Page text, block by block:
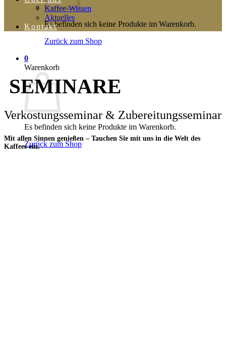
Es befinden sich keine Produkte im Warenkorb.
Zurück zum Shop
0
Warenkorb
Es befinden sich keine Produkte im Warenkorb.
Zurück zum Shop
Kaffee-Wissen
Aktuelles
Kontakt
SEMINARE
Verkostungsseminar & Zubereitungsseminar
Mit allen Sinnen genießen – Tauchen Sie mit uns in die Welt des
Kaffees ein.